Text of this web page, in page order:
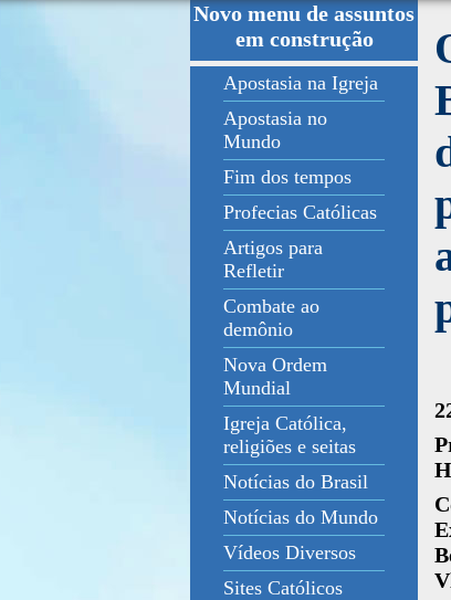
Fale Conosco
Novo menu de assuntos
em construção
Apostasia na Igreja
Apostasia no
Mundo
Fim dos tempos
Profecias Católicas
Artigos para
Refletir
Combate ao
demônio
Nova Ordem
Mundial
Igreja Católica,
religiões e seitas
Notícias do Brasil
Notícias do Mundo
Vídeos Diversos
Sites Católicos